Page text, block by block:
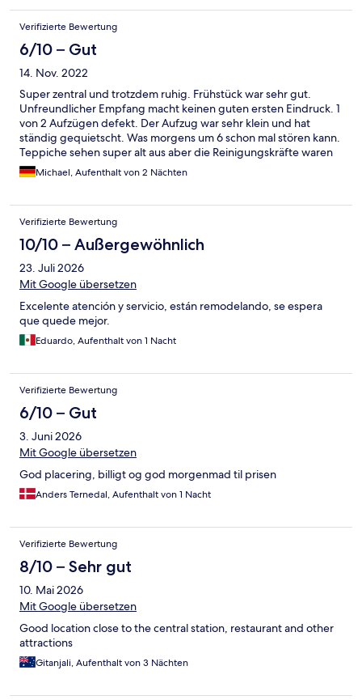
Verifizierte Bewertung
6/10 – Gut
14. Nov. 2022
Super zentral und trotzdem ruhig. Frühstück war sehr gut.
Unfreundlicher Empfang macht keinen guten ersten Eindruck. 1
von 2 Aufzügen defekt. Der Aufzug war sehr klein und hat
ständig gequietscht. Was morgens um 6 schon mal stören kann.
Teppiche sehen super alt aus aber die Reinigungskräfte waren
sehr gründlich.
Michael, Aufenthalt von 2 Nächten
Verifizierte Bewertung
10/10 – Außergewöhnlich
23. Juli 2026
Mit Google übersetzen
Excelente atención y servicio, están remodelando, se espera
que quede mejor.
Eduardo, Aufenthalt von 1 Nacht
Verifizierte Bewertung
6/10 – Gut
3. Juni 2026
Mit Google übersetzen
God placering, billigt og god morgenmad til prisen
Anders Ternedal, Aufenthalt von 1 Nacht
Verifizierte Bewertung
8/10 – Sehr gut
10. Mai 2026
Mit Google übersetzen
Good location close to the central station, restaurant and other
attractions
Gitanjali, Aufenthalt von 3 Nächten